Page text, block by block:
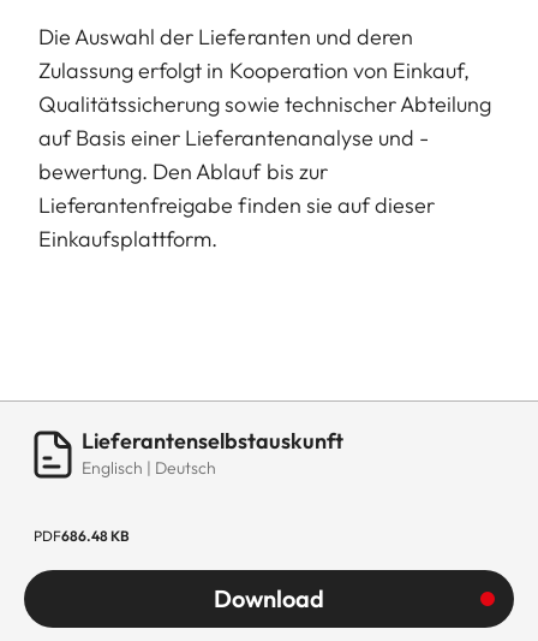
Die Auswahl der Lieferanten und deren
Zulassung erfolgt in Kooperation von Einkauf,
Qualitätssicherung sowie technischer Abteilung
auf Basis einer Lieferantenanalyse und -
bewertung. Den Ablauf bis zur
Lieferantenfreigabe finden sie auf dieser
Einkaufsplattform.
Lieferantenselbstauskunft
Englisch | Deutsch
PDF686.48 KB
Download